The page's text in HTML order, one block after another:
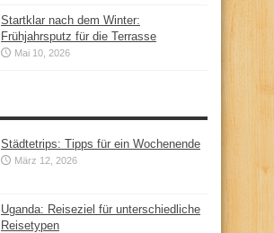
Startklar nach dem Winter:
Frühjahrsputz für die Terrasse
Mai 10, 2026
Städtetrips: Tipps für ein Wochenende
März 12, 2026
Uganda: Reiseziel für unterschiedliche
Reisetypen